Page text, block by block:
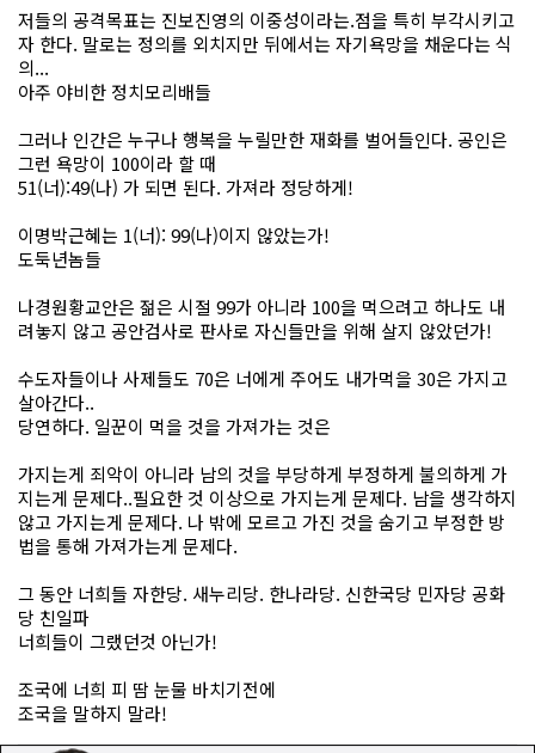
저들의 공격목표는 진보진영의 이중성이라는.점을 특히 부각시키고
자 한다. 말로는 정의를 외치지만 뒤에서는 자기욕망을 채운다는 식
의...
아주 야비한 정치모리배들
그러나 인간은 누구나 행복을 누릴만한 재화를 벌어들인다. 공인은
그런 욕망이 100이라 할 때
51(너):49(나) 가 되면 된다. 가져라 정당하게!
이명박근혜는 1(너): 99(나)이지 않았는가!
도둑년놈들
나경원황교안은 젊은 시절 99가 아니라 100을 먹으려고 하나도 내
려놓지 않고 공안검사로 판사로 자신들만을 위해 살지 않았던가!
수도자들이나 사제들도 70은 너에게 주어도 내가먹을 30은 가지고
살아간다..
당연하다. 일꾼이 먹을 것을 가져가는 것은
가지는게 죄악이 아니라 남의 것을 부당하게 부정하게 불의하게 가
지는게 문제다..필요한 것 이상으로 가지는게 문제다. 남을 생각하지
않고 가지는게 문제다. 나 밖에 모르고 가진 것을 숨기고 부정한 방
법을 통해 가져가는게 문제다.
그 동안 너희들 자한당. 새누리당. 한나라당. 신한국당 민자당 공화
당 친일파
너희들이 그랬던것 아닌가!
조국에 너희 피 땀 눈물 바치기전에
조국을 말하지 말라!